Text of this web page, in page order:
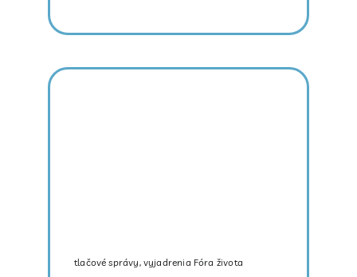
tlačové správy, vyjadrenia Fóra života